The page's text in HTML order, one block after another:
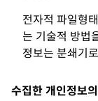
전자적 파일형
는 기술적 방법
정보는 분쇄기
수집한 개인정보